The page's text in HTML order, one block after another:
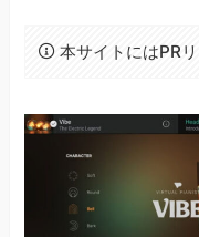
本サイトにはPR